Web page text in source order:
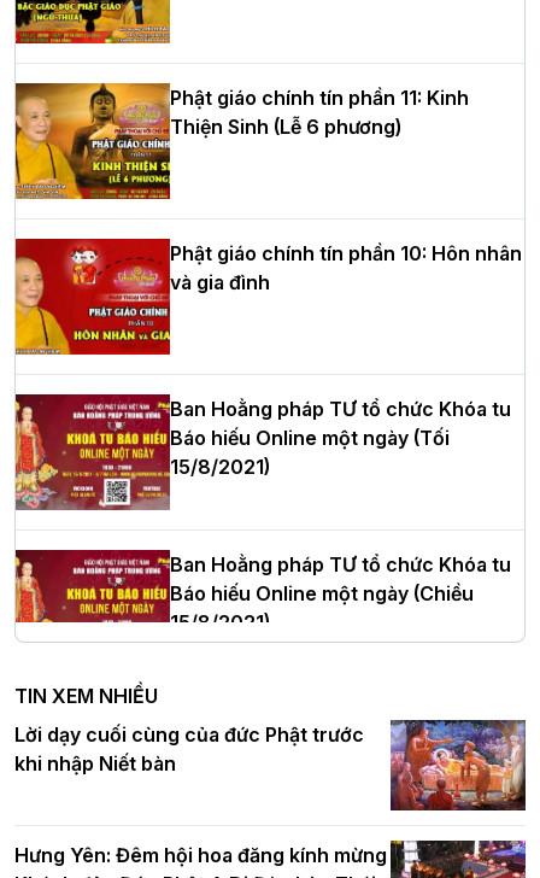
tư của Khóa sinh hoạt Phật pháp mùa
hè tại chùa Bằng
HT.Thích Thọ Lạc được suy cử làm tân
Trưởng BTS GHPGVN tỉnh Nghệ An
Hòa thượng Thích Quảng Tùng tái đắc
cử Trưởng BTS GHPGVN thành phố Hải
Phòng nhiệm kỳ 2026 – 2031
Thượng tọa Thích Tâm Chính được suy
cử tân Trưởng ban Trị sự GHPGVN tỉnh
Hà Nội: Tăng Ni Trường hạ Bồ Đề trang
nghiêm tác pháp Tiền an cư PL.2570 –
DL.2026
chúc mừng Phật đản BTS GHPGVN TP.
Hà Nội
Phật giáo chính tín phần 11: Kinh
Thiện Sinh (Lễ 6 phương)
Phật giáo chính tín phần 10: Hôn nhân
và gia đình
Ban Hoằng pháp TƯ tổ chức Khóa tu
Báo hiếu Online một ngày (Tối
15/8/2021)
Ban Hoằng pháp TƯ tổ chức Khóa tu
Báo hiếu Online một ngày (Chiều
15/8/2021)
Ban Hoằng pháp TƯ tổ chức Khóa tu
Báo hiếu Online một ngày (Sáng
15/8/2021)
TIN XEM NHIỀU
Lời dạy cuối cùng của đức Phật trước
khi nhập Niết bàn
Hưng Yên: Đêm hội hoa đăng kính mừng